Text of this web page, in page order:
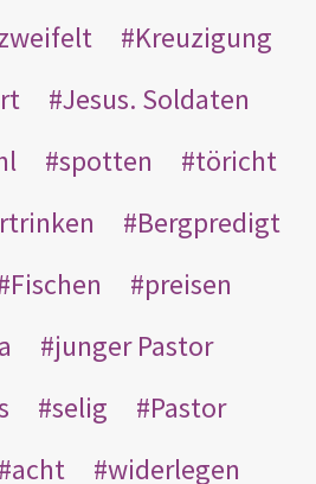
Kreuzigung
Jesus. Soldaten
spotten
töricht
Bergpredigt
Fischen
preisen
junger Pastor
selig
Pastor
acht
widerlegen